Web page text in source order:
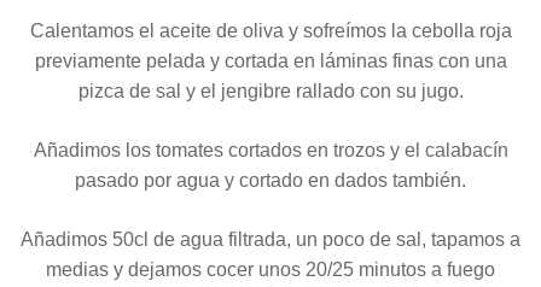
Calentamos el aceite de oliva y sofreímos la cebolla roja
previamente pelada y cortada en láminas finas con una
pizca de sal y el jengibre rallado con su jugo.
Añadimos los tomates cortados en trozos y el calabacín
pasado por agua y cortado en dados también.
Añadimos 50cl de agua filtrada, un poco de sal, tapamos a
medias y dejamos cocer unos 20/25 minutos a fuego